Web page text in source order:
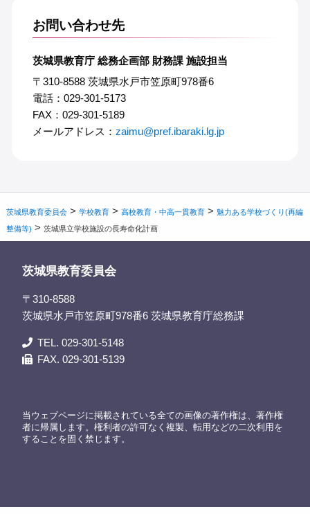
お問い合わせ先
茨城県教育庁 総務企画部 財務課 施設担当
〒310-8588 茨城県水戸市笠原町978番6
電話：029-301-5173
FAX：029-301-5189
メールアドレス： zaimu@pref.ibaraki.lg.jp
茨城県教育委員会 >学校教育 >高校教育・中高一貫教育 > 魅力ある学校づくり(再編
整備等) >茨城県立学校施設の長寿命化計画
茨城県教育委員会
〒310-8588
茨城県水戸市笠原町978番6 茨城県教育庁総務課
TEL. 029-301-5148
FAX. 029-301-5139
当ウェブページに掲載されている全ての画像の著作権は、著作権
者に帰属します。権利者の許可なく複製、転用などの二次利用を
することを固く禁じます。